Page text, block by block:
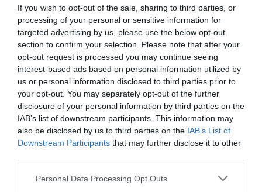
If you wish to opt-out of the sale, sharing to third parties, or
processing of your personal or sensitive information for
targeted advertising by us, please use the below opt-out
section to confirm your selection. Please note that after your
opt-out request is processed you may continue seeing
interest-based ads based on personal information utilized by
us or personal information disclosed to third parties prior to
your opt-out. You may separately opt-out of the further
disclosure of your personal information by third parties on the
IAB’s list of downstream participants. This information may
also be disclosed by us to third parties on the IAB’s List of
Downstream Participants that may further disclose it to other
Please note that this website/app uses one or more Google
Personal Data Processing Opt Outs
ίντερνετ στον Οξύλιθο μετά από
επέμβαση της CP COMPANY Ε.Ε.
08.08.2026 | 11:20
Αθλητικό σωματείο της Εύβοιας
εξέδωσε ανακοίνωση για το
βουλευτή Σίμο Κεδίκογλου- Τι
αναφέρει
08.08.2026 | 11:00
Εύβοια: «Πλιάτσικο» σε έργο
ανάπλασης παραλίας – Η
καταγγελία που προκαλεί
αντιδράσεις
08.08.2026 | 10:20
Εορτολόγιο: Ποιοι
γιορτάζουν σήμερα,
Σάββατο 8 Αυγούστου
Ο καιρός αλλάζει
πρόσωπο: Έρχονται
40άρια μαζί με
θυελλώδη μελτέμια